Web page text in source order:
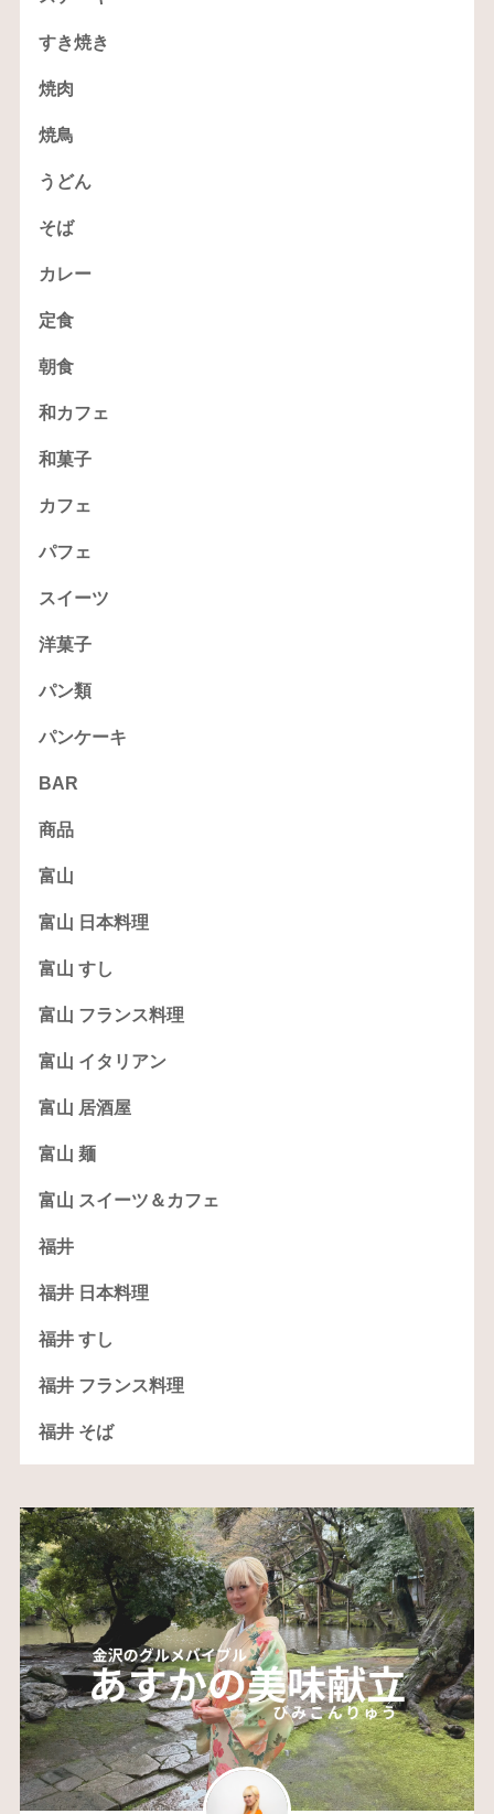
すき焼き
焼肉
焼鳥
うどん
そば
カレー
定食
朝食
和カフェ
和菓子
カフェ
パフェ
スイーツ
洋菓子
パン類
パンケーキ
BAR
商品
富山
富山 日本料理
富山 すし
富山 フランス料理
富山 イタリアン
富山 居酒屋
富山 麺
富山 スイーツ＆カフェ
福井
福井 日本料理
福井 すし
福井 フランス料理
福井 そば